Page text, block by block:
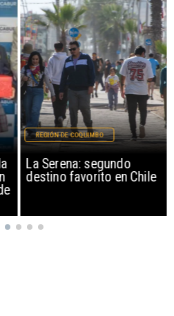
La Serena: segundo
destino favorito en Chile
REGIÓN DE COQUIMBO